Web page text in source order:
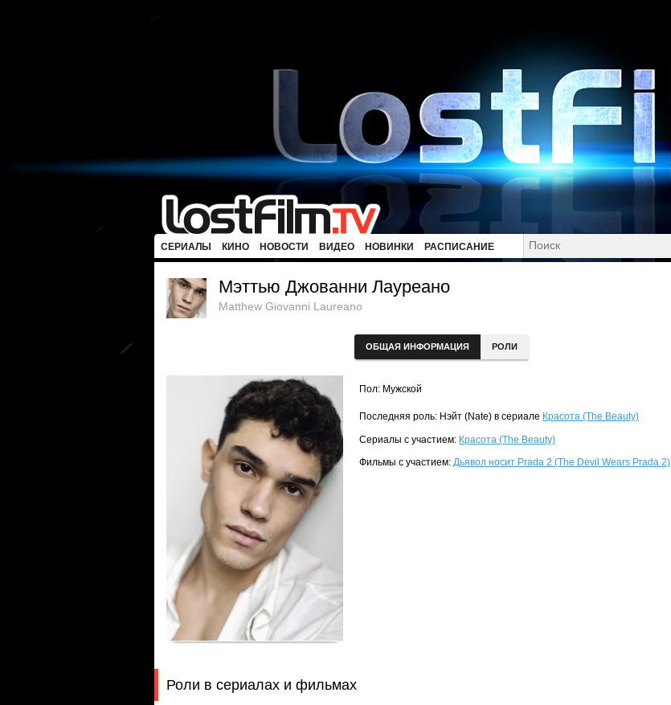
СЕРИАЛЫ КИНО НОВОСТИ ВИДЕО НОВИНКИ РАСПИСАНИЕ
Мэттью Джованни Лауреано
Matthew Giovanni Laureano
ОБЩАЯ ИНФОРМАЦИЯ РОЛИ
Пол: Мужской
Последняя роль: Нэйт (Nate) в сериале Красота (The Beauty)
Сериалы с участием: Красота (The Beauty)
Фильмы с участием: Дьявол носит Prada 2 (The Devil Wears Prada 2)
Роли в сериалах и фильмах